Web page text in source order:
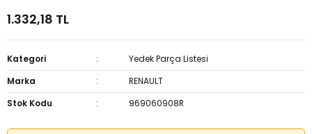
1.332,18 TL
Kategori
Yedek Parça Listesi
Marka
RENAULT
Stok Kodu
969060908R